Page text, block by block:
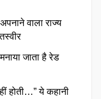
वाला राज्य
जाता है रेड
होती…” ये कहानी